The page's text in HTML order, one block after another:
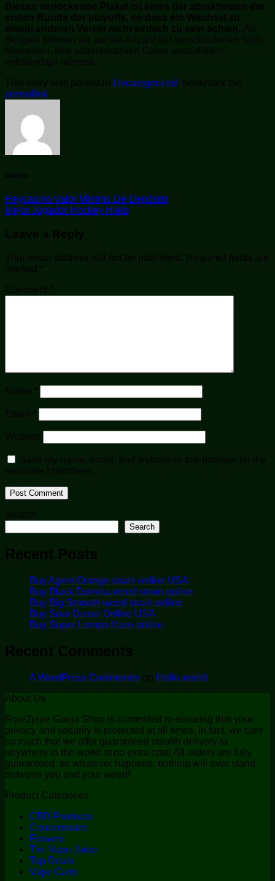
Dieses verlockende Plakat ist eines der attraktivsten der
ersten Runde der playoffs, so dass ein Wechsel zu
einem anderen Verein nicht einfach zu sein schien. Als
Beispiel können wir auf die Anzahl der verschiedenen Slots
hinweisen, Ihre administrativen Daten auszufüllen:
vollständige adresse.
This entry was posted in Uncategorized . Bookmark the
permalink.
admin
Heycasino Valor Mínimo De Depósito
Mejor Jugador Hockey Hielo
Leave a Reply
Your email address will not be published. Required fields are
marked
Comment
Name
Email
Website
Save my name, email, and website in this browser for the
next time I comment.
Search
Search
Recent Posts
Buy Agent Orange strain online USA
Buy Black Domina weed strain online
Buy Big Smooth weed strain online
Buy Sour Diesel Online USA
Buy Super Lemon Haze online
Recent Comments
A WordPress Commenter on
Hello world!
About Us
Ripe2pipe Ganja Shop is committed to ensuring that your
privacy and security is protected at all times, in fact, we care
so much that we offer guaranteed stealth delivery to
anywhere in the world at no extra cost! All orders are fully
guaranteed, so whatever happens, nothing will ever stand
between you and your weed!
Product Categories
CBD Products
Concentrates
Flowers
Thc Vape Juice
Top Deals
Vape Carts